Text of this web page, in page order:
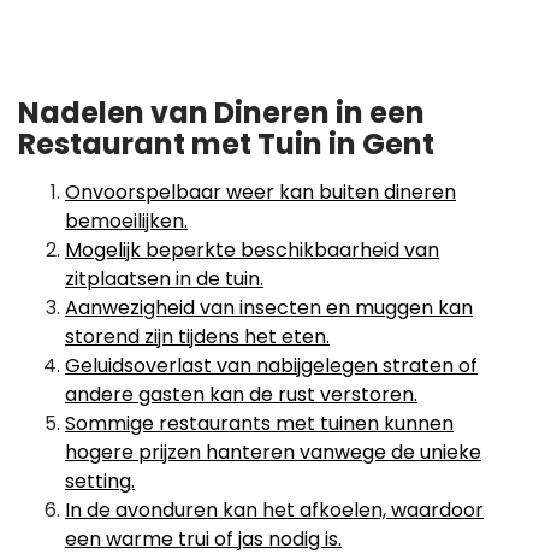
Nadelen van Dineren in een
Restaurant met Tuin in Gent
Onvoorspelbaar weer kan buiten dineren
bemoeilijken.
Mogelijk beperkte beschikbaarheid van
zitplaatsen in de tuin.
Aanwezigheid van insecten en muggen kan
storend zijn tijdens het eten.
Geluidsoverlast van nabijgelegen straten of
andere gasten kan de rust verstoren.
Sommige restaurants met tuinen kunnen
hogere prijzen hanteren vanwege de unieke
setting.
In de avonduren kan het afkoelen, waardoor
een warme trui of jas nodig is.